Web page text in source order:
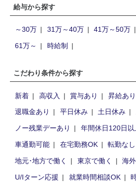
給与から探す
～30万 31万～40万 41万～50万
61万～
時給制
こだわり条件から探す
新着 高収入 賞与あり 昇給あり
退職金あり
平日休み 土日休み
ノー残業デーあり
年間休日120日以
車通勤可能
在宅勤務OK 転勤なし
地元･地方で働く
東京で働く
海
U/Iターン応援
就業時間相談OK